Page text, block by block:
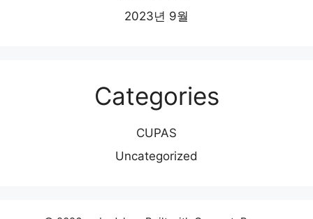
2023년 9월
Categories
CUPAS
Uncategorized